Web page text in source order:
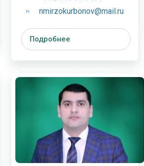
nmirzokurbonov@mail.ru
Подробнее